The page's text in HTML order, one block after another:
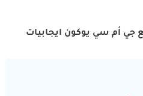
جي أم سي يوكون ايجابيات